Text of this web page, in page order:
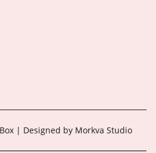
| Designed by Morkva Studio